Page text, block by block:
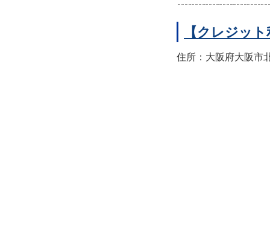
【クレジッ
住所：大阪府大阪市